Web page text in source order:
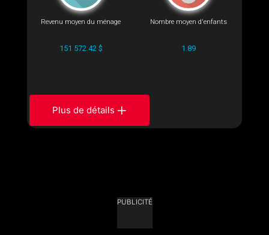
Revenu moyen du ménage
151 572.42 $
Nombre moyen d'enfants
1.89
Plus de détails
PUBLICITÉ